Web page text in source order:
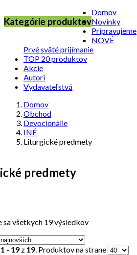
Kategórie produktov
Domov
Novinky
Pripravujeme
NOVÉ
Prvé sväté prijímanie
TOP 20 produktov
Akcie
Autori
Vydavateľstvá
Domov
Obchod
Devocionálie
INÉ
Liturgické predmety
predmety
sa všetkych 19 výsledkov
1 - 19 z 19. Produktov na strane